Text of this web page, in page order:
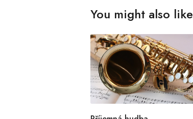
You might also like